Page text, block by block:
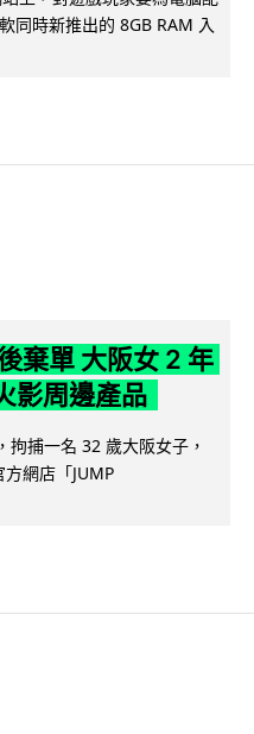
同時新推出的 8GB RAM 入
棄單 大阪女 2 年
影周邊產品
拘捕一名 32 歲大阪女子，
網店「JUMP